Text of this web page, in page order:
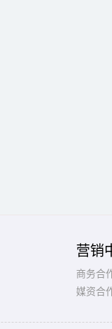
营销
商务合
媒资合